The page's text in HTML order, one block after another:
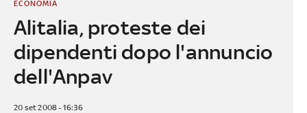
Alitalia, proteste dei
dipendenti dopo l'annuncio
dell'Anpav
ECONOMIA
20 set 2008 - 16:36